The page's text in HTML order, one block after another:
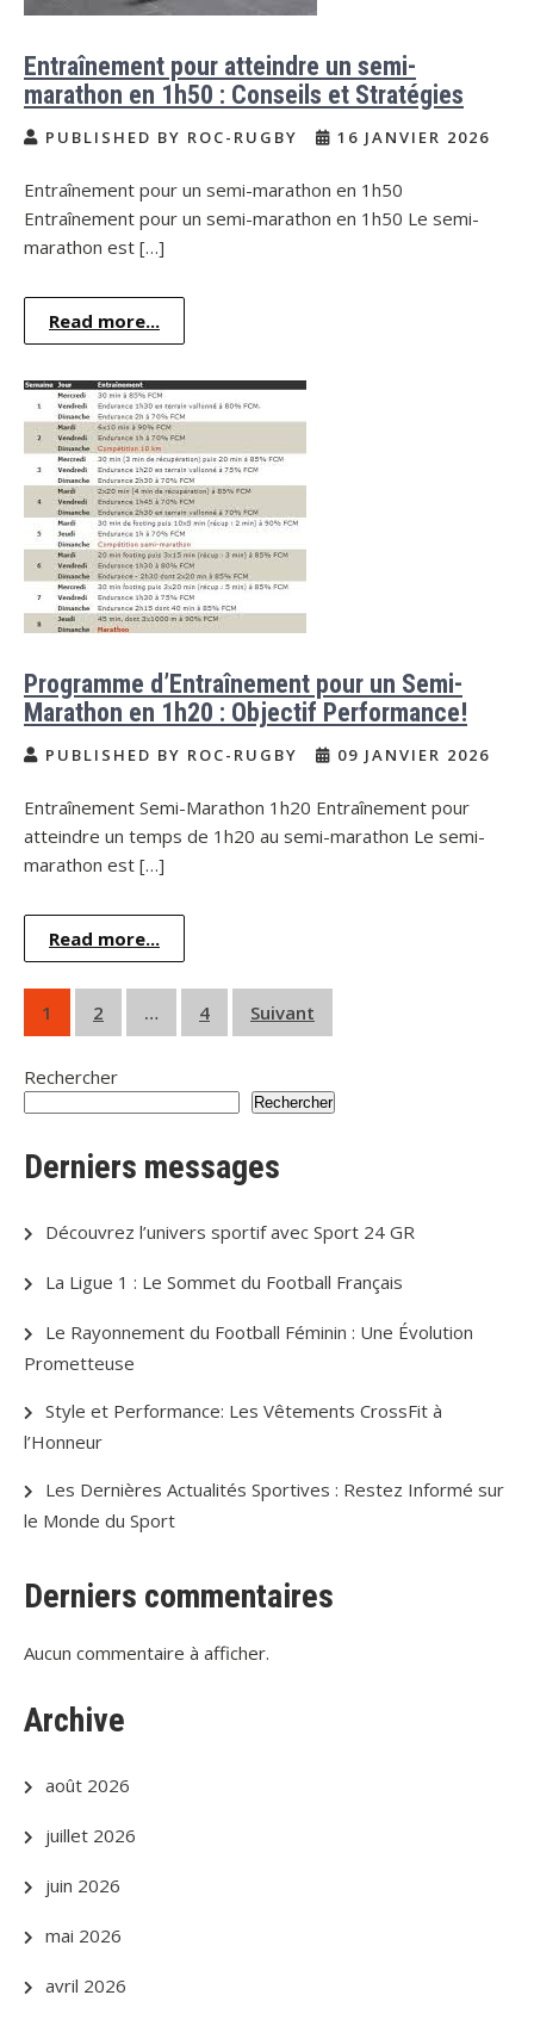
Entraînement pour atteindre un semi-
marathon en 1h50 : Conseils et Stratégies
PUBLISHED BY ROC-RUGBY 16 JANVIER 2026
Entraînement pour un semi-marathon en 1h50
Entraînement pour un semi-marathon en 1h50 Le semi-
marathon est […]
Read more...
Programme d’Entraînement pour un Semi-
Marathon en 1h20 : Objectif Performance!
PUBLISHED BY ROC-RUGBY 09 JANVIER 2026
Entraînement Semi-Marathon 1h20 Entraînement pour
atteindre un temps de 1h20 au semi-marathon Le semi-
marathon est […]
Read more...
Pagination
publications
1 2 … 4 Suivant
Rechercher
Rechercher
Derniers messages
Découvrez l’univers sportif avec Sport 24 GR
La Ligue 1 : Le Sommet du Football Français
Le Rayonnement du Football Féminin : Une Évolution
Prometteuse
Style et Performance: Les Vêtements CrossFit à
l’Honneur
Les Dernières Actualités Sportives : Restez Informé sur
le Monde du Sport
Derniers commentaires
Aucun commentaire à afficher.
Archive
août 2026
juillet 2026
juin 2026
mai 2026
avril 2026